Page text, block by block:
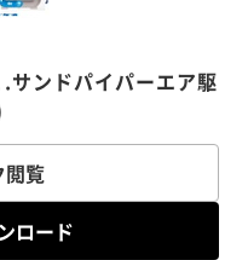
ンドパイパーエア駆
閲覧
ロード